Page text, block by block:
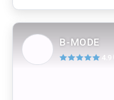
B-MODE
4.9